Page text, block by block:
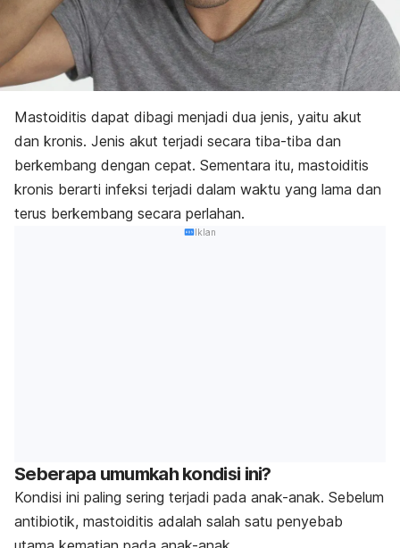
Mastoiditis dapat dibagi menjadi dua jenis, yaitu akut
dan kronis. Jenis akut terjadi secara tiba-tiba dan
berkembang dengan cepat. Sementara itu, mastoiditis
kronis berarti infeksi terjadi dalam waktu yang lama dan
terus berkembang secara perlahan.
Iklan
Seberapa umumkah kondisi ini?
Kondisi ini paling sering terjadi pada anak-anak. Sebelum
antibiotik, mastoiditis adalah salah satu penyebab